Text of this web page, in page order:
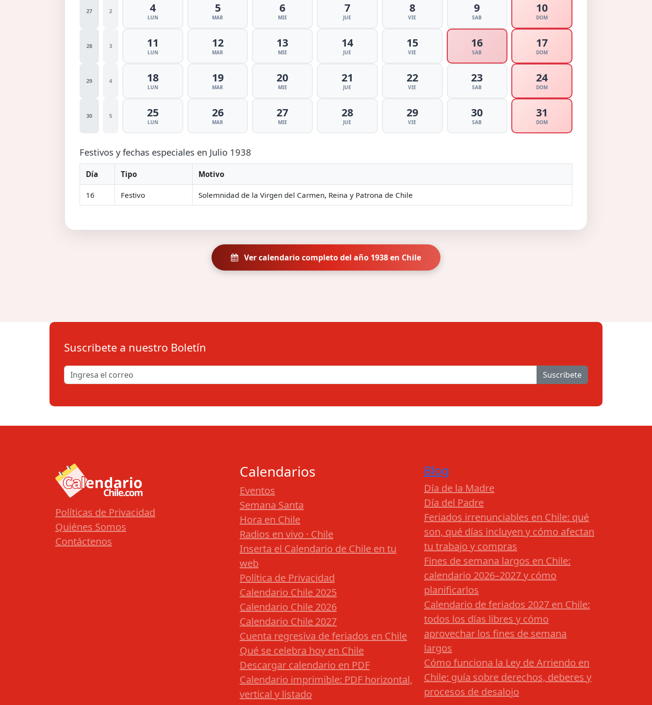
27 2 4
LUN
5
MAR
6
MIE
7
JUE
8
VIE
9
SAB
10
DOM
28 3 11
LUN
12
MAR
13
MIE
14
JUE
15
VIE
16
SAB
17
DOM
29 4 18
LUN
19
MAR
20
MIE
21
JUE
22
VIE
23
SAB
24
DOM
30 5 25
LUN
26
MAR
27
MIE
28
JUE
29
VIE
30
SAB
31
DOM
Festivos y fechas especiales en Julio 1938
Día Tipo Motivo
16 Festivo Solemnidad de la Virgen del Carmen, Reina y Patrona de Chile
Ver calendario completo del año 1938 en Chile
Suscribete a nuestro Boletín
Suscribete
Políticas de Privacidad
Quiénes Somos
Contáctenos
Calendarios
Eventos
Semana Santa
Hora en Chile
Radios en vivo · Chile
Inserta el Calendario de Chile en tu
web
Política de Privacidad
Calendario Chile 2025
Calendario Chile 2026
Calendario Chile 2027
Cuenta regresiva de feriados en Chile
Qué se celebra hoy en Chile
Descargar calendario en PDF
Calendario imprimible: PDF horizontal,
vertical y listado
Blog
Día de la Madre
Día del Padre
Feriados irrenunciables en Chile: qué
son, qué días incluyen y cómo afectan
tu trabajo y compras
Fines de semana largos en Chile:
calendario 2026–2027 y cómo
planificarlos
Calendario de feriados 2027 en Chile:
todos los días libres y cómo
aprovechar los fines de semana
largos
Cómo funciona la Ley de Arriendo en
Chile: guía sobre derechos, deberes y
procesos de desalojo